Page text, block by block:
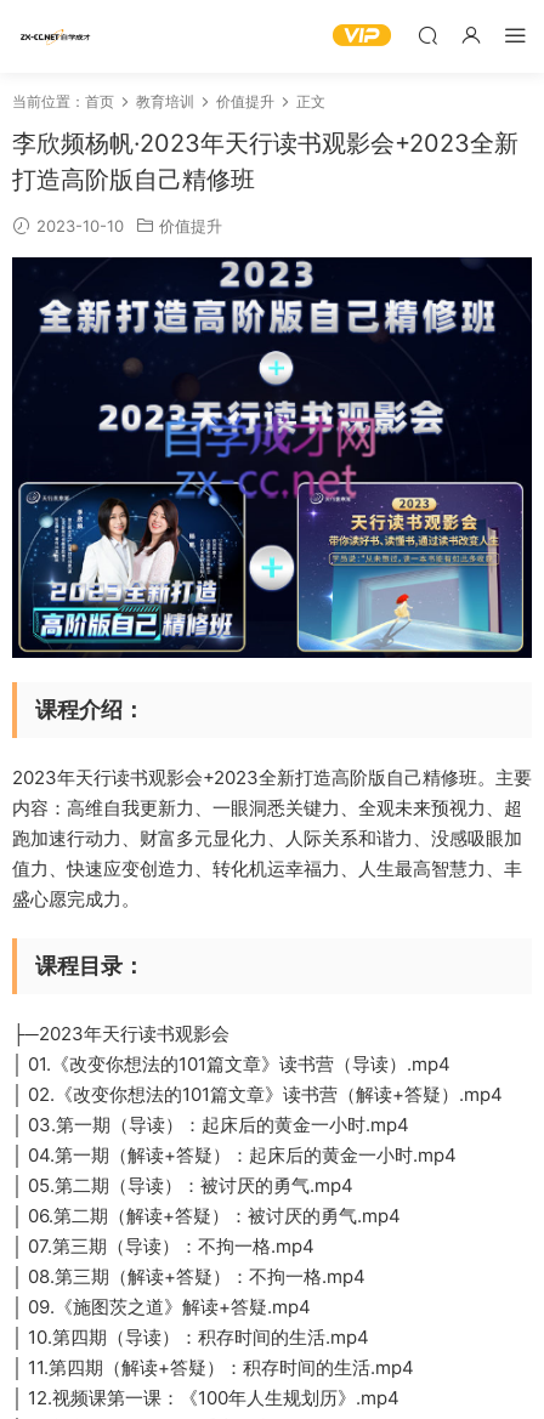
当前位置： 首页 教育培训 价值提升 正文
李欣频杨帆·2023年天行读书观影会+2023全新
打造高阶版自己精修班
2023-10-10 价值提升
课程介绍：
2023年天行读书观影会+2023全新打造高阶版自己精修班。主要
内容：高维自我更新力、一眼洞悉关键力、全观未来预视力、超
跑加速行动力、财富多元显化力、人际关系和谐力、没感吸眼加
值力、快速应变创造力、转化机运幸福力、人生最高智慧力、丰
盛心愿完成力。
课程目录：
├─2023年天行读书观影会
│ 01.《改变你想法的101篇文章》读书营（导读）.mp4
│ 02.《改变你想法的101篇文章》读书营（解读+答疑）.mp4
│ 03.第一期（导读）：起床后的黄金一小时.mp4
│ 04.第一期（解读+答疑）：起床后的黄金一小时.mp4
│ 05.第二期（导读）：被讨厌的勇气.mp4
│ 06.第二期（解读+答疑）：被讨厌的勇气.mp4
│ 07.第三期（导读）：不拘一格.mp4
│ 08.第三期（解读+答疑）：不拘一格.mp4
│ 09.《施图茨之道》解读+答疑.mp4
│ 10.第四期（导读）：积存时间的生活.mp4
│ 11.第四期（解读+答疑）：积存时间的生活.mp4
│ 12.视频课第一课：《100年人生规划历》.mp4